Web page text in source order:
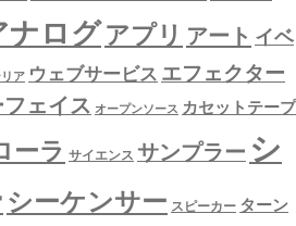
ナログアプリ アート イベ
ア ウェブサービス エフェクター
ェイス オープンソース カセットテープ
ーラ サイエンス サンプラー シ
シーケンサー スピーカー ターン